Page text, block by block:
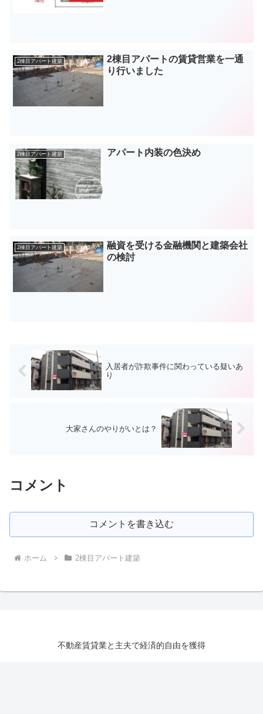
2棟目アパート建築
2棟目アパートの賃貸営業を一通
り行いました
2棟目アパート建築 アパート内装の色決め
2棟目アパート建築
融資を受ける金融機関と建築会社
の検討
入居者が詐欺事件に関わっている疑いあ
り
大家さんのやりがいとは？
コメント
コメントを書き込む
ホーム 2棟目アパート建築
不動産賃貸業と主夫で経済的自由を獲得